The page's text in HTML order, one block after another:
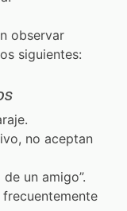
observar
siguientes:
no aceptan
un amigo”.